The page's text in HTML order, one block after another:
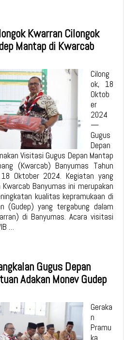
Kwarran Cilongok
Mantap di Kwarcab
Cilong
ok, 18
Oktob
er
2024
—
Gugus
Depan
Visitasi Gugus Depan Mantap
(Kwarcab) Banyumas Tahun
Oktober 2024. Kegiatan yang
Banyumas ini merupakan
kualitas kepramukaan di
(Gudep) yang tergabung dalam
di Banyumas. Acara visitasi
…
Gugus Depan
Adakan Monev Gudep
Geraka
n
Pramu
ka